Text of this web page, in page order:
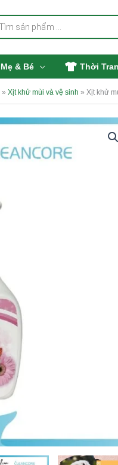
Mẹ & Bé Thời
» Xịt khử mùi và vệ sinh » Xịt khử